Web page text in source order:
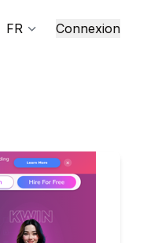
FR Connexion